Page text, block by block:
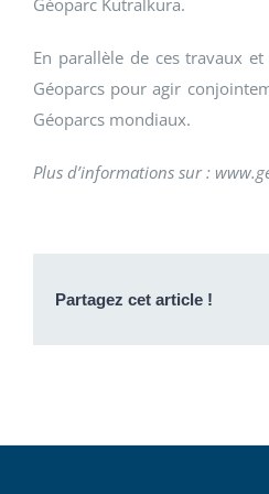
En parallèle de ces travaux
Géoparcs pour agir
Géoparcs mondiaux.
Plus d’informations sur :
Partagez cet article !